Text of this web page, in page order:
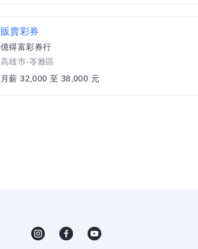
販賣彩券
億得富彩券行
高雄市-苓雅區
月薪 32,000 至 38,000 元